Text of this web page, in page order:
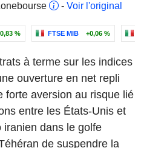
- Voir l'original
% FTSE MIB +0,06 %
à terme sur les indices
ouverture en net repli
forte aversion au risque lié
entre les États-Unis et
iranien dans le golfe
de suspendre la